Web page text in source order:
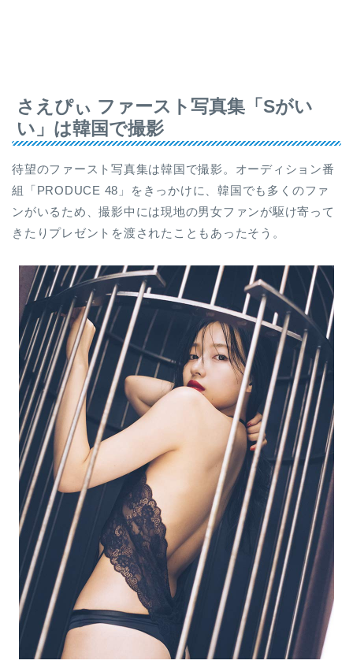
さえぴぃ ファースト写真集「Sがい
い」は韓国で撮影
待望のファースト写真集は韓国で撮影。オーディション番
組「PRODUCE 48」をきっかけに、韓国でも多くのファ
ンがいるため、撮影中には現地の男女ファンが駆け寄って
きたりプレゼントを渡されたこともあったそう。